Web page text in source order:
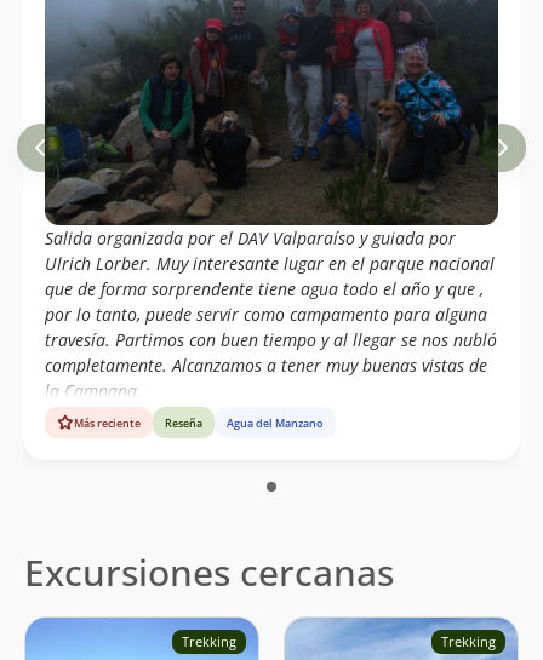
Salida organizada por el DAV Valparaíso y guiada por
Ulrich Lorber. Muy interesante lugar en el parque nacional
que de forma sorprendente tiene agua todo el año y que ,
por lo tanto, puede servir como campamento para alguna
travesía. Partimos con buen tiempo y al llegar se nos nubló
completamente. Alcanzamos a tener muy buenas vistas de
la Campana.
Más reciente Reseña Agua del Manzano
Excursiones cercanas
Trekking Trekking